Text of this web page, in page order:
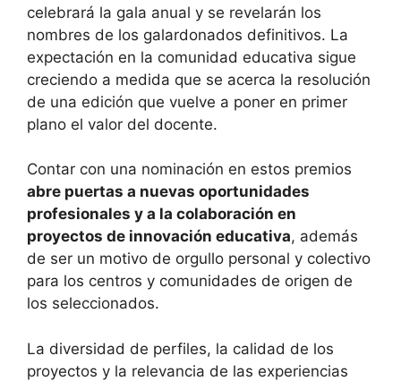
celebrará la gala anual y se revelarán los
nombres de los galardonados definitivos. La
expectación en la comunidad educativa sigue
creciendo a medida que se acerca la resolución
de una edición que vuelve a poner en primer
plano el valor del docente.
Contar con una nominación en estos premios
abre puertas a nuevas oportunidades
profesionales y a la colaboración en
proyectos de innovación educativa, además
de ser un motivo de orgullo personal y colectivo
para los centros y comunidades de origen de
los seleccionados.
La diversidad de perfiles, la calidad de los
proyectos y la relevancia de las experiencias